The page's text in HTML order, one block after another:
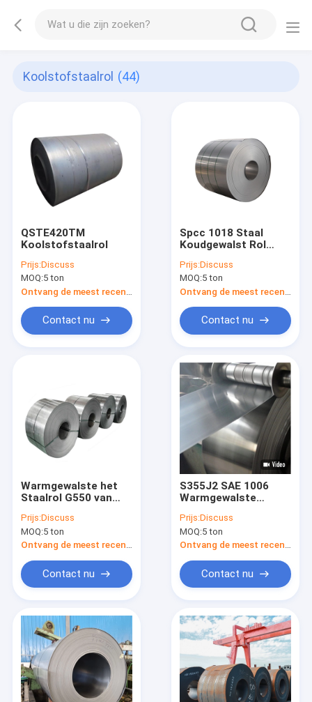
Koolstofstaalrol (44)
QSTE420TM
Koolstofstaalrol
Prijs:Discuss
MOQ:5 ton
Contact nu
Spcc 1018 Staal
Koudgewalst Rol
Vloeistaal
Prijs:Discuss
MOQ:5 ton
Contact nu
Warmgewalste het
Staalrol G550 van
Prijs:Discuss
MOQ:5 ton
Contact nu
S355J2 SAE 1006
Warmgewalste
Koolstofstaalrol
Prijs:Discuss
MOQ:5 ton
Contact nu